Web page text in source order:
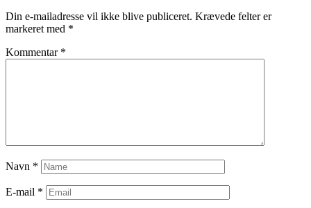
Din e-mailadresse vil ikke blive publiceret. Krævede felter er
markeret med *
Kommentar *
Navn *
E-mail *